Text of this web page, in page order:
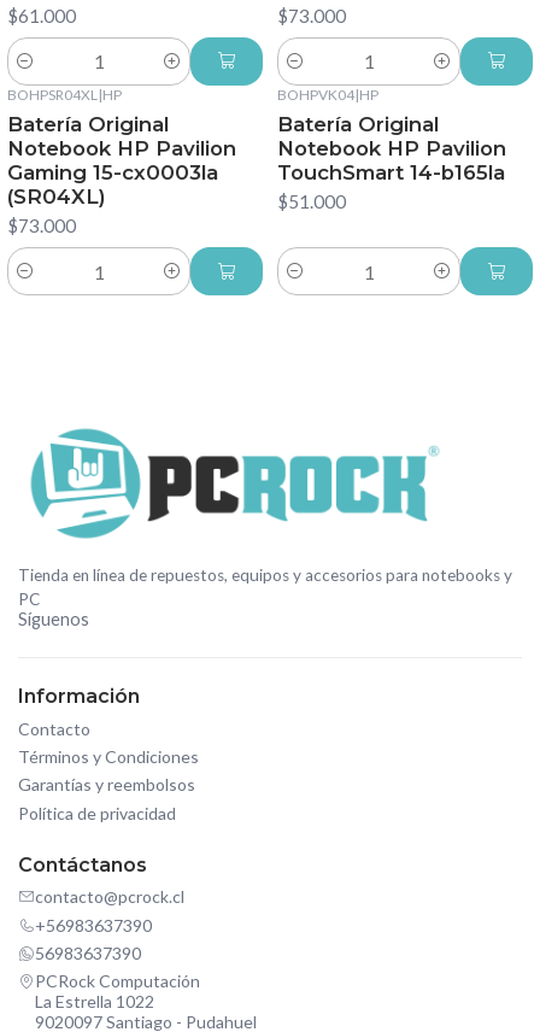
$61.000
Cantidad
$73.000
Cantidad
BOHPSR04XL |HP
Batería Original
Notebook HP Pavilion
Gaming 15-cx0003la
(SR04XL)
$73.000
Cantidad
BOHPVK04|HP
Batería Original
Notebook HP Pavilion
TouchSmart 14-b165la
$51.000
Cantidad
Tienda en línea de repuestos, equipos y accesorios para notebooks y
PC
Síguenos
Información
Contacto
Términos y Condiciones
Garantías y reembolsos
Política de privacidad
Contáctanos
contacto@pcrock.cl
+56983637390
56983637390
PCRock Computación
La Estrella 1022
9020097 Santiago - Pudahuel